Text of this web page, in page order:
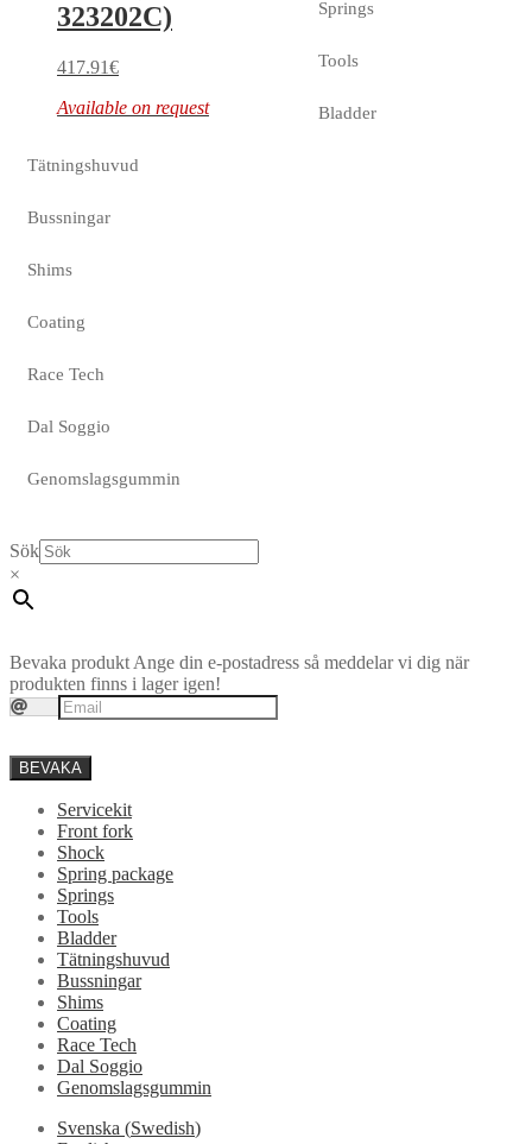
323202C)
417.91€
Available on request
Springs
Tools
Bladder
Tätningshuvud
Bussningar
Shims
Coating
Race Tech
Dal Soggio
Genomslagsgummin
Sök
×
Bevaka produkt Ange din e-postadress så meddelar vi dig när
produkten finns i lager igen!
BEVAKA
Servicekit
Front fork
Shock
Spring package
Springs
Tools
Bladder
Tätningshuvud
Bussningar
Shims
Coating
Race Tech
Dal Soggio
Genomslagsgummin
Svenska (Swedish)